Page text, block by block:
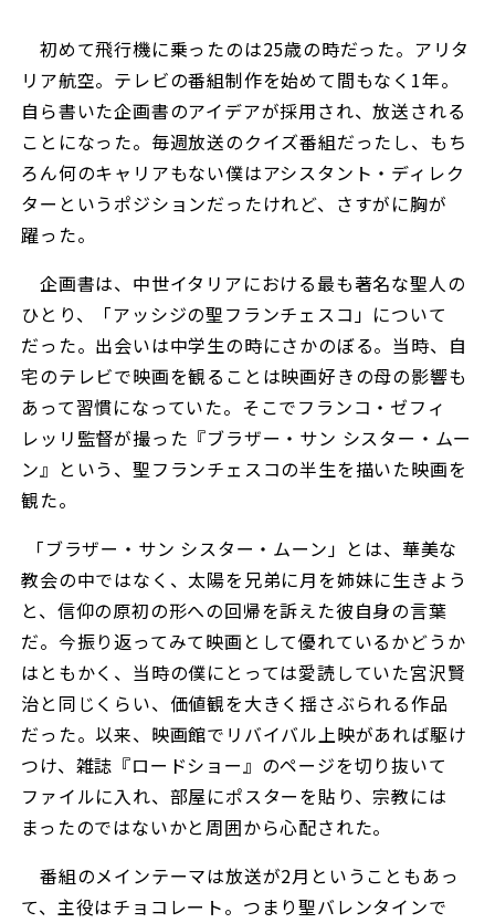
初めて飛行機に乗ったのは25歳の時だった。アリタ
リア航空。テレビの番組制作を始めて間もなく1年。
自ら書いた企画書のアイデアが採用され、放送される
ことになった。毎週放送のクイズ番組だったし、もち
ろん何のキャリアもない僕はアシスタント・ディレク
ターというポジションだったけれど、さすがに胸が
躍った。
企画書は、中世イタリアにおける最も著名な聖人の
ひとり、「アッシジの聖フランチェスコ」について
だった。出会いは中学生の時にさかのぼる。当時、自
宅のテレビで映画を観ることは映画好きの母の影響も
あって習慣になっていた。そこでフランコ・ゼフィ
レッリ監督が撮った『ブラザー・サン シスター・ムー
ン』という、聖フランチェスコの半生を描いた映画を
観た。
「ブラザー・サン シスター・ムーン」とは、華美な
教会の中ではなく、太陽を兄弟に月を姉妹に生きよう
と、信仰の原初の形への回帰を訴えた彼自身の言葉
だ。今振り返ってみて映画として優れているかどうか
はともかく、当時の僕にとっては愛読していた宮沢賢
治と同じくらい、価値観を大きく揺さぶられる作品
だった。以来、映画館でリバイバル上映があれば駆け
つけ、雑誌『ロードショー』のページを切り抜いて
ファイルに入れ、部屋にポスターを貼り、宗教には
まったのではないかと周囲から心配された。
番組のメインテーマは放送が2月ということもあっ
て、主役はチョコレート。つまり聖バレンタインで